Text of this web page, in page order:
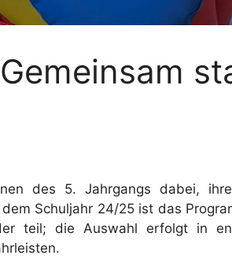
des 5. Jahrgangs dabei,
Schuljahr 24/25 ist das
teil; die Auswahl erfolgt in